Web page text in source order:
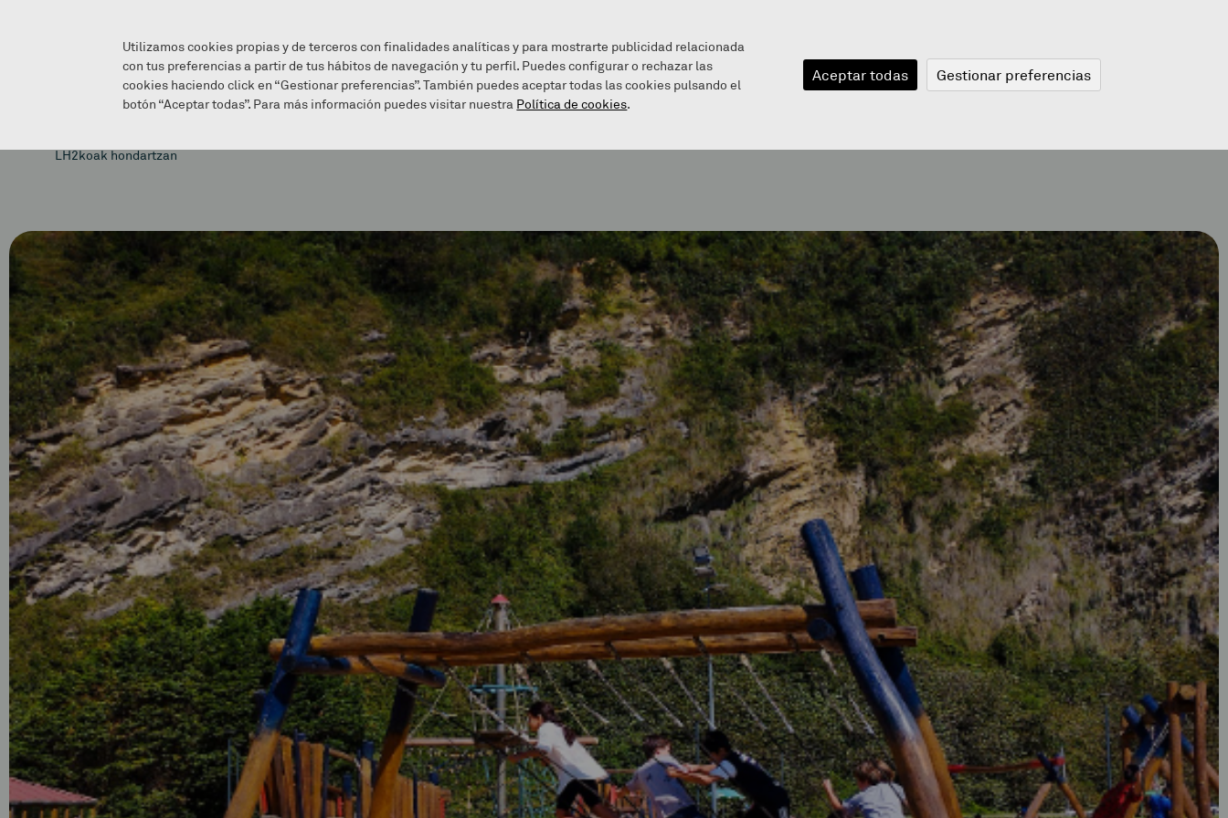
EZAGUTU GAITZAZU INFOGUNEA BALEAREN BIDEA JANGELA BLOGA BERRIAK
LH2koak hondartzan
Utilizamos cookies propias y de terceros con finalidades analíticas y para mostrarte publicidad relacionada
con tus preferencias a partir de tus hábitos de navegación y tu perfil. Puedes configurar o rechazar las
cookies haciendo click en “Gestionar preferencias”. También puedes aceptar todas las cookies pulsando el
botón “Aceptar todas”. Para más información puedes visitar nuestra Política de cookies.
Aceptar todas Gestionar preferencias